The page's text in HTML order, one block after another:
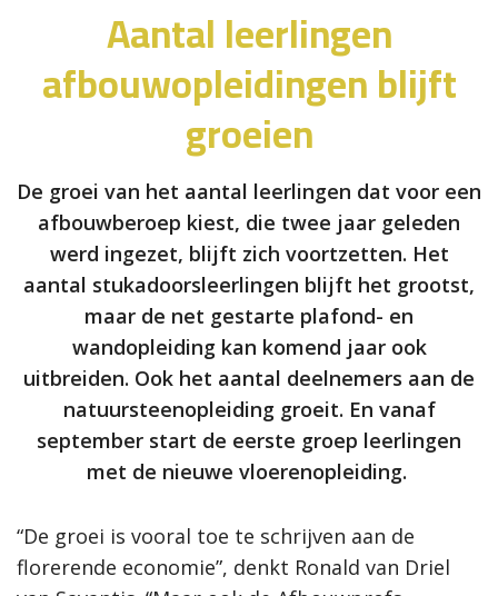
Aantal leerlingen
afbouwopleidingen blijft
groeien
De groei van het aantal leerlingen dat voor een
afbouwberoep kiest, die twee jaar geleden
werd ingezet, blijft zich voortzetten. Het
aantal stukadoorsleerlingen blijft het grootst,
maar de net gestarte plafond- en
wandopleiding kan komend jaar ook
uitbreiden. Ook het aantal deelnemers aan de
natuursteenopleiding groeit. En vanaf
september start de eerste groep leerlingen
met de nieuwe vloerenopleiding.
“De groei is vooral toe te schrijven aan de
florerende economie”, denkt Ronald van Driel